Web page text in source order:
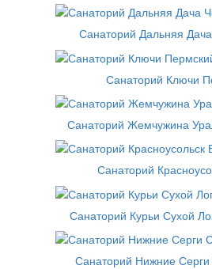
Санаторий Дальняя
Санаторий Ключи
Санаторий Жемчужина
Санаторий
Санаторий Курьи Сухой
Санаторий Нижние Серги